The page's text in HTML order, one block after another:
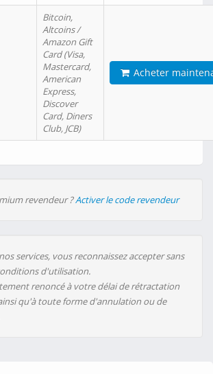
Bitcoin,
Altcoins /
Amazon Gift
Card (Visa,
Mastercard,
American
Express,
Discover
Card, Diners
Club, JCB)
Acheter
revendeur ?Activer le code revendeur
services, vous reconnaissez accepter sans
d'utilisation.
renoncé à votre délai de rétractation
qu'à toute forme d'annulation ou de